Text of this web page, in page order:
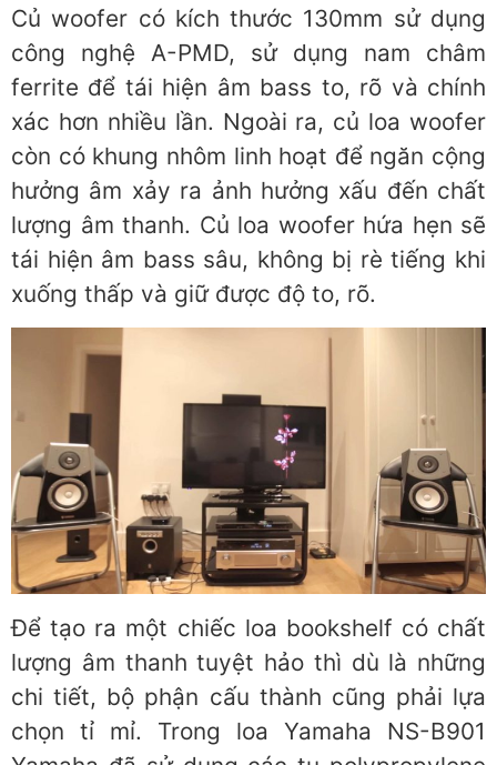
Củ woofer có kích thước 130mm sử dụng
công nghệ A-PMD, sử dụng nam châm
ferrite để tái hiện âm bass to, rõ và chính
xác hơn nhiều lần. Ngoài ra, củ loa woofer
còn có khung nhôm linh hoạt để ngăn cộng
hưởng âm xảy ra ảnh hưởng xấu đến chất
lượng âm thanh. Củ loa woofer hứa hẹn sẽ
tái hiện âm bass sâu, không bị rè tiếng khi
xuống thấp và giữ được độ to, rõ.
Để tạo ra một chiếc loa bookshelf có chất
lượng âm thanh tuyệt hảo thì dù là những
chi tiết, bộ phận cấu thành cũng phải lựa
chọn tỉ mỉ. Trong loa Yamaha NS-B901